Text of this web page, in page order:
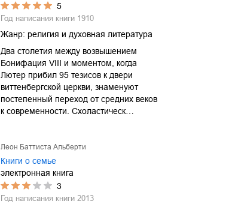
5
Год написания книги 1910
Жанр: религия и духовная литература
Два столетия между возвышением
Бонифация VIII и моментом, когда
Лютер прибил 95 тезисов к двери
виттенбергской церкви, знаменуют
постепенный переход от средних веков
к современности. Схоластическ…
Леон Баттиста Альберти
Книги о семье
электронная книга
3
Год написания книги 2013